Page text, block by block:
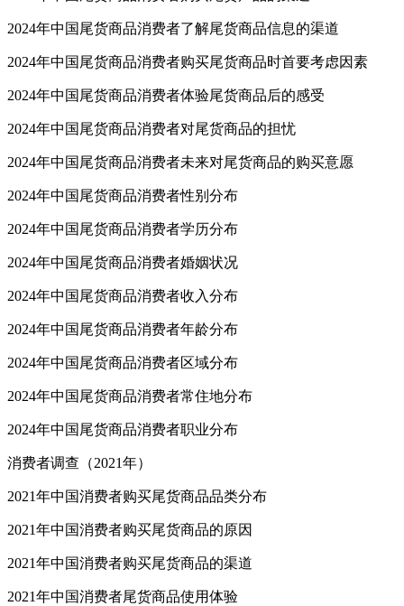
2024年中国尾货商品消费者了解尾货商品信息的渠道
2024年中国尾货商品消费者购买尾货商品时首要考虑因素
2024年中国尾货商品消费者体验尾货商品后的感受
2024年中国尾货商品消费者对尾货商品的担忧
2024年中国尾货商品消费者未来对尾货商品的购买意愿
2024年中国尾货商品消费者性别分布
2024年中国尾货商品消费者学历分布
2024年中国尾货商品消费者婚姻状况
2024年中国尾货商品消费者收入分布
2024年中国尾货商品消费者年龄分布
2024年中国尾货商品消费者区域分布
2024年中国尾货商品消费者常住地分布
2024年中国尾货商品消费者职业分布
消费者调查（2021年）
2021年中国消费者购买尾货商品品类分布
2021年中国消费者购买尾货商品的原因
2021年中国消费者购买尾货商品的渠道
2021年中国消费者尾货商品使用体验